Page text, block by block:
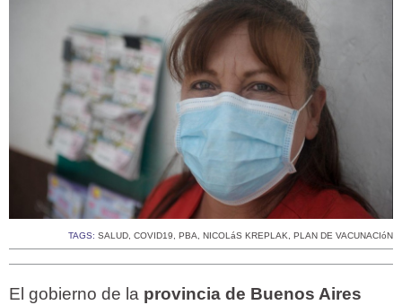
TAGS: SALUD, COVID19, PBA, NICOLáS KREPLAK, PLAN DE VACUNACIóN
El gobierno de la provincia de Buenos Aires